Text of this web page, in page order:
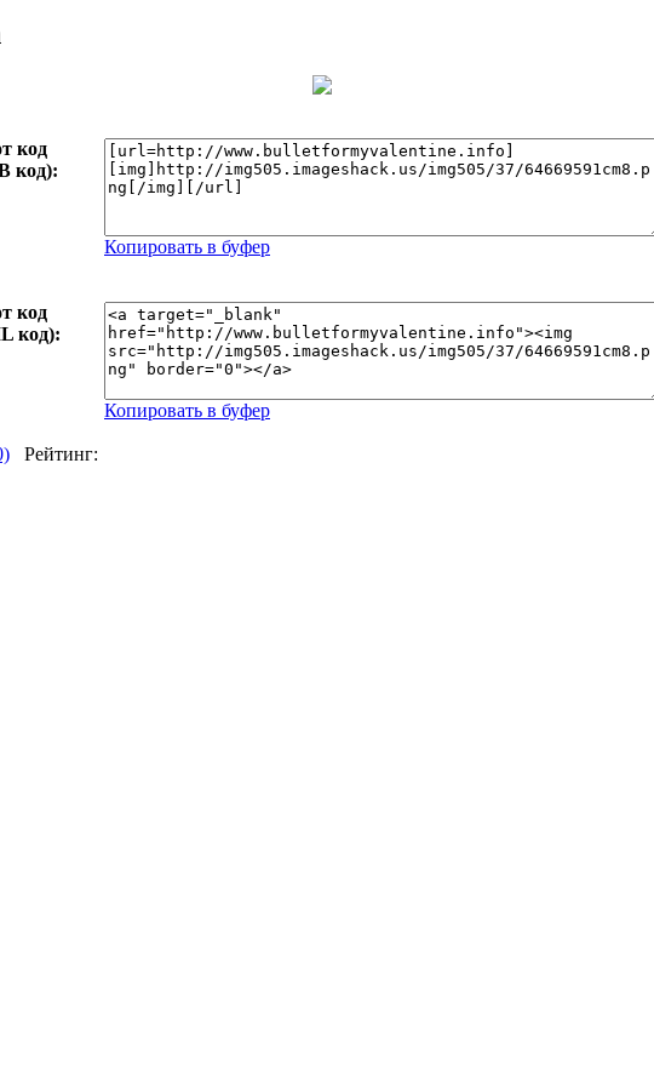
код
код):
Копировать в буфер
код
код):
Копировать в буфер
Рейтинг: